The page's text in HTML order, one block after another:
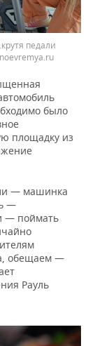
педали
было
площадку из
— машинка
—
— поймать
обещаем —
Рауль